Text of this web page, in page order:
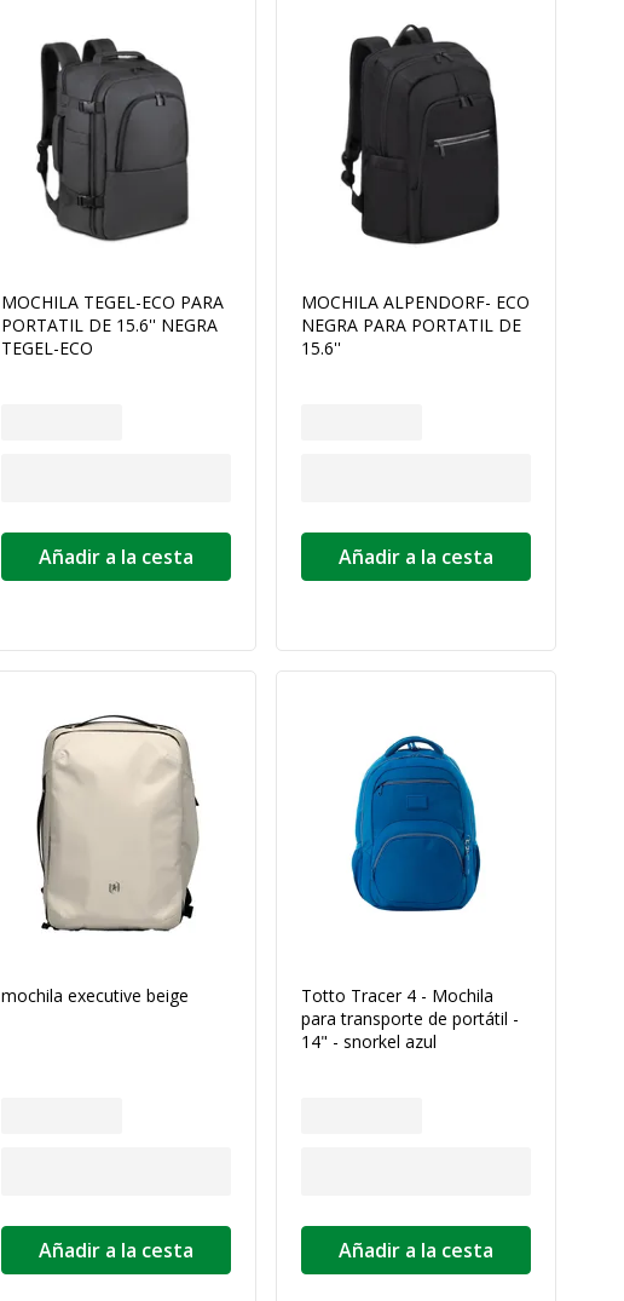
MOCHILA TEGEL-ECO PARA
PORTATIL DE 15.6'' NEGRA
TEGEL-ECO
Añadir a la cesta
MOCHILA ALPENDORF- ECO
NEGRA PARA PORTATIL DE
15.6''
Añadir a la cesta
mochila executive beige
Añadir a la cesta
Totto Tracer 4 - Mochila
para transporte de portátil -
14" - snorkel azul
Añadir a la cesta